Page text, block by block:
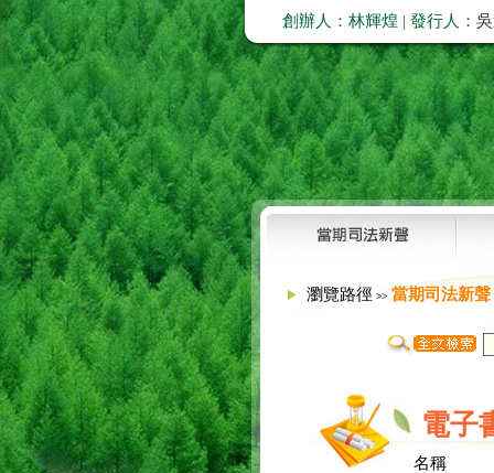
創辦人：林輝煌 | 發行人：
瀏覽路徑 >> 當期司法新聲
電子
名稱